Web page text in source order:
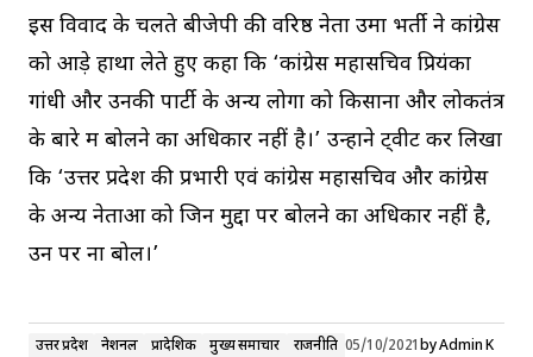
इस विवाद के चलते बीजेपी की वरिष्ठ नेता उमा भर्ती ने कांग्रेस
को आड़े हाथों लेते हुए कहा कि ‘कांग्रेस महासचिव प्रियंका
गांधी और उनकी पार्टी के अन्य लोगों को किसानों और लोकतंत्र
के बारे में बोलने का अधिकार नहीं है।’ उन्होंने ट्वीट कर लिखा
कि ‘उत्तर प्रदेश की प्रभारी एवं कांग्रेस महासचिव और कांग्रेस
के अन्य नेताओं को जिन मुद्दों पर बोलने का अधिकार नहीं है,
उन पर ना बोलें।’
उत्तर प्रदेश नेशनल प्रादेशिक मुख्य समाचार राजनीति 05/10/2021byAdmin K